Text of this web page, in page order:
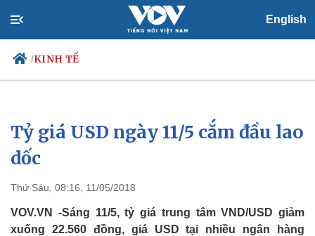
English
/KINH TẾ
Chính trị
Đảng
Tổ chức nhân sự
Nhận diện sự thật
Xã hội
Việc làm
Biển đảo
Tỷ giá USD ngày 11/5 cắm đầu lao
dốc
Thứ Sáu, 08:16, 11/05/2018
VOV.VN -Sáng 11/5, tỷ giá trung tâm VND/USD giảm
xuống 22.560 đồng, giá USD tại nhiều ngân hàng